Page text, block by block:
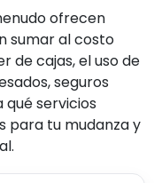
ofrecen
sumar al costo
de cajas, el uso de
seguros
qué servicios
para tu mudanza y